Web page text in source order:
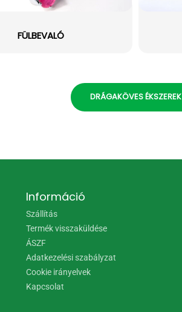
FÜLBEVALÓ
DRÁGAKÖVES ÉKSZEREK
Információ
Szállítás
Termék visszaküldése
ÁSZF
Adatkezelési szabályzat
Cookie irányelvek
Kapcsolat